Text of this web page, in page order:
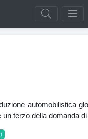
automobilistica
terzo della domanda